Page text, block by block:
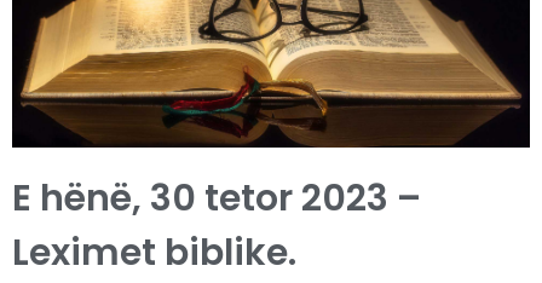
E hënë, 30 tetor 2023 –
Leximet biblike.